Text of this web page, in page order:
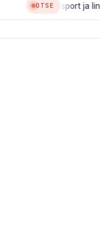
OTSE
ja linnaruum